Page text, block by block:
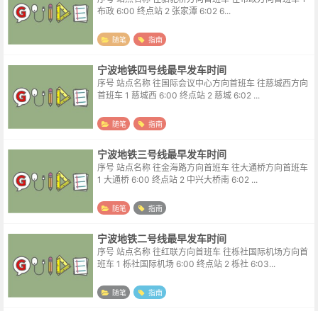
布政 6:00 终点站 2 张家潭 6:02 6...
随笔 指南
宁波地铁四号线最早发车时间
序号 站点名称 往国际会议中心方向首班车 往慈城西方向
首班车 1 慈城西 6:00 终点站 2 慈城 6:02 ...
随笔 指南
宁波地铁三号线最早发车时间
序号 站点名称 往金海路方向首班车 往大通桥方向首班车
1 大通桥 6:00 终点站 2 中兴大桥南 6:02 ...
随笔 指南
宁波地铁二号线最早发车时间
序号 站点名称 往红联方向首班车 往栎社国际机场方向首
班车 1 栎社国际机场 6:00 终点站 2 栎社 6:03...
随笔 指南